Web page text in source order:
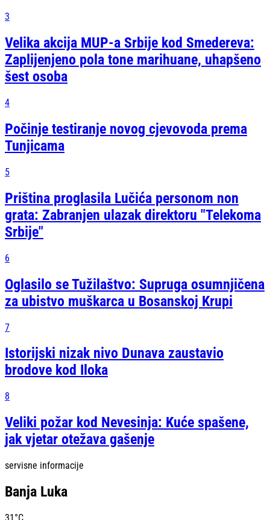
3
Velika akcija MUP-a Srbije kod Smedereva:
Zaplijenjeno pola tone marihuane, uhapšeno
šest osoba
4
Počinje testiranje novog cjevovoda prema
Tunjicama
5
Priština proglasila Lučića personom non
grata: Zabranjen ulazak direktoru "Telekoma
Srbije"
6
Oglasilo se Tužilaštvo: Supruga osumnjičena
za ubistvo muškarca u Bosanskoj Krupi
7
Istorijski nizak nivo Dunava zaustavio
brodove kod Iloka
8
Veliki požar kod Nevesinja: Kuće spašene,
jak vjetar otežava gašenje
servisne informacije
Banja Luka